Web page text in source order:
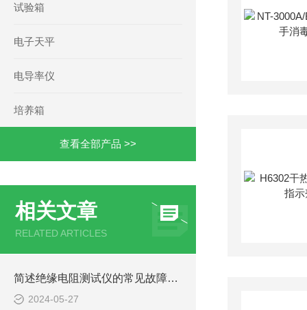
试验箱
电子天平
电导率仪
培养箱
查看全部产品 >>
相关文章
RELATED ARTICLES
简述绝缘电阻测试仪的常见故障相应解决方法
2024-05-27